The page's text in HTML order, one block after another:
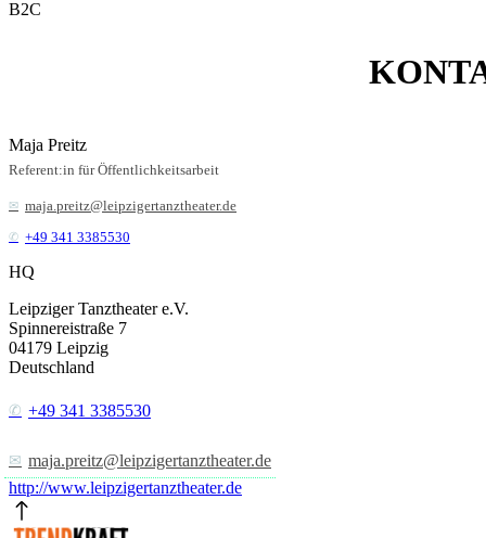
B2C
Maja Preitz
Referent:in für Öffentlichkeitsarbeit
maja.preitz@leipzigertanztheater.de
+49 341 3385530
HQ
Leipziger Tanztheater e.V.
Spinnereistraße 7
04179 Leipzig
Deutschland
+49 341 3385530
maja.preitz@leipzigertanztheater.de
http://www.leipzigertanztheater.de